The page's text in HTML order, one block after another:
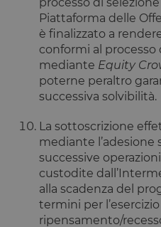
Piattaforma delle
è finalizzato a
conformi al
mediante Equity
poterne peraltro
successiva solvibilità.
La sottoscrizione
mediante l’adesione
successive
custodite
alla scadenza del
termini per
ripensamento/